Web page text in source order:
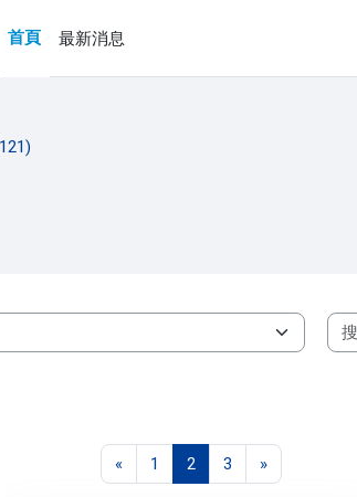
首頁
最新消息
«上一頁
1 第 1 頁
2第 2 頁
3第 3 頁
»下一頁